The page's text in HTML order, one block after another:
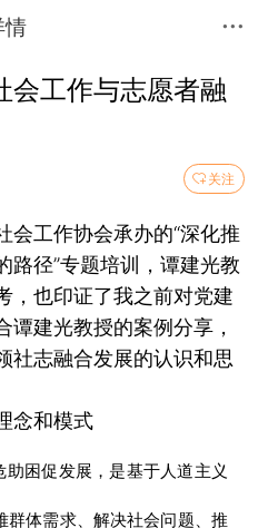
情
会工作与志愿者融
关注
会工作协会承办的“深化推
路径”专题培训，谭建光教
，也印证了我之前对党建
谭建光教授的案例分享，
社志融合发展的认识和思
念和模式
困促发展，是基于人道主义
群体需求、解决社会问题、推